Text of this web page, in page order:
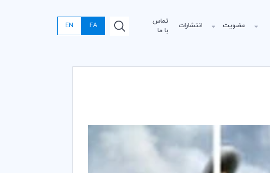
عضویت انتشارات
تماس
با ما
FA
EN